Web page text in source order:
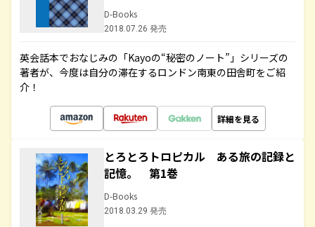
D-Books
2018.07.26 発売
英会話本でおなじみの「Kayoの“秘密のノート”」シリーズの
著者が、今度は自分の滞在するロンドン南東の田舎町をご紹
介！
詳細を見る
とろとろトロピカル ある旅の記録と
記憶。 第1巻
D-Books
2018.03.29 発売